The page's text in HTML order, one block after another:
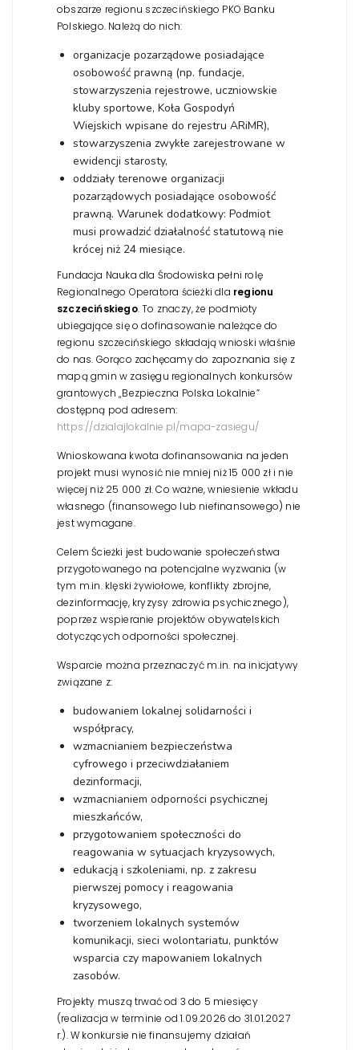
obszarze regionu szczecińskiego PKO Banku
Polskiego. Należą do nich:
organizacje pozarządowe posiadające
osobowość prawną (np. fundacje,
stowarzyszenia rejestrowe, uczniowskie
kluby sportowe, Koła Gospodyń
Wiejskich wpisane do rejestru ARiMR),
stowarzyszenia zwykłe zarejestrowane w
ewidencji starosty,
oddziały terenowe organizacji
pozarządowych posiadające osobowość
prawną. Warunek dodatkowy: Podmiot
musi prowadzić działalność statutową nie
krócej niż 24 miesiące.
Fundacja Nauka dla Środowiska pełni rolę
Regionalnego Operatora ścieżki dla regionu
szczecińskiego. To znaczy, że podmioty
ubiegające się o dofinasowanie należące do
regionu szczecińskiego składają wnioski właśnie
do nas. Gorąco zachęcamy do zapoznania się z
mapą gmin w zasięgu regionalnych konkursów
grantowych „Bezpieczna Polska Lokalnie”
dostępną pod adresem:
https://dzialajlokalnie.pl/mapa-zasiegu/
Wnioskowana kwota dofinansowania na jeden
projekt musi wynosić nie mniej niż 15 000 zł i nie
więcej niż 25 000 zł. Co ważne, wniesienie wkładu
własnego (finansowego lub niefinansowego) nie
jest wymagane.
Celem Ścieżki jest budowanie społeczeństwa
przygotowanego na potencjalne wyzwania (w
tym m.in. klęski żywiołowe, konflikty zbrojne,
dezinformację, kryzysy zdrowia psychicznego),
poprzez wspieranie projektów obywatelskich
dotyczących odporności społecznej.
Wsparcie można przeznaczyć m.in. na inicjatywy
związane z:
budowaniem lokalnej solidarności i
współpracy,
wzmacnianiem bezpieczeństwa
cyfrowego i przeciwdziałaniem
dezinformacji,
wzmacnianiem odporności psychicznej
mieszkańców,
przygotowaniem społeczności do
reagowania w sytuacjach kryzysowych,
edukacją i szkoleniami, np. z zakresu
pierwszej pomocy i reagowania
kryzysowego,
tworzeniem lokalnych systemów
komunikacji, sieci wolontariatu, punktów
wsparcia czy mapowaniem lokalnych
zasobów.
Projekty muszą trwać od 3 do 5 miesięcy
(realizacja w terminie od 1.09.2026 do 31.01.2027
r.). W konkursie nie finansujemy działań